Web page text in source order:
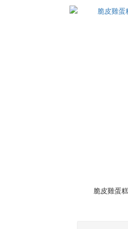
脆皮雞蛋